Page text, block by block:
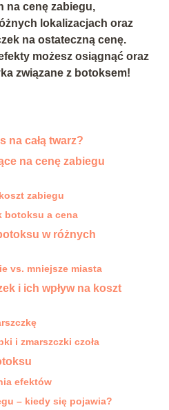
na cenę zabiegu,
lokalizacjach oraz
na ostateczną cenę.
możesz osiągnąć oraz
związane z botoksem!
na całą twarz?
na cenę zabiegu
zabiegu
botoksu a cena
w różnych
vs. mniejsze miasta
i ich wpływ na koszt
i zmarszczki czoła
efektów
– kiedy się pojawia?